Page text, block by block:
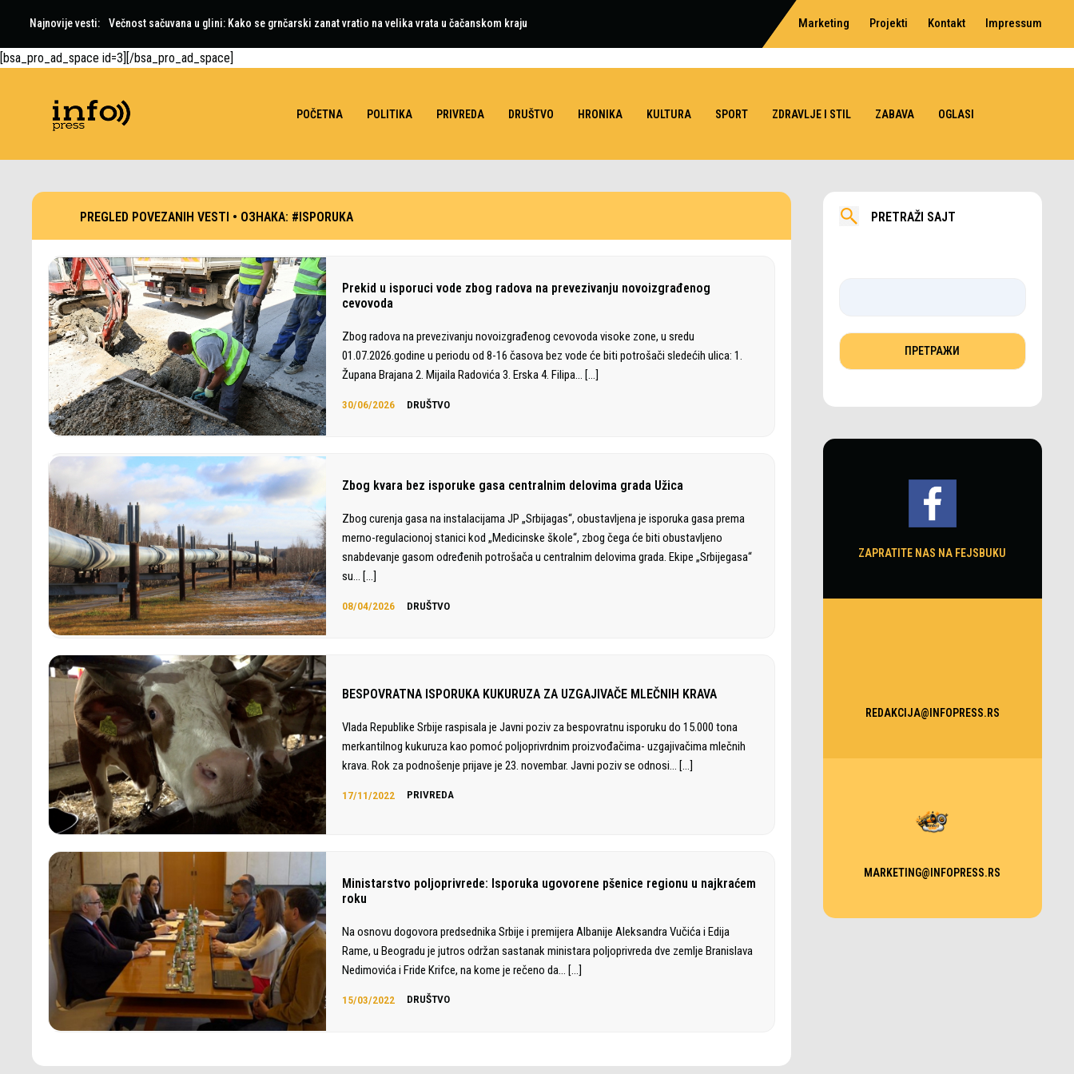
Najnovije vesti: Večnost sačuvana u glini: Kako se grnčarski zanat vratio na velika vrata u čačanskom kraju Marketing Projekti Kontakt Impressum
[bsa_pro_ad_space id=3][/bsa_pro_ad_space]
POČETNA POLITIKA PRIVREDA DRUŠTVO HRONIKA KULTURA SPORT ZDRAVLJE I STIL ZABAVA OGLASI
PREGLED POVEZANIH VESTI • ОЗНАКА: #ISPORUKA
Prekid u isporuci vode zbog radova na prevezivanju novoizgrađenog
cevovoda
Zbog radova na prevezivanju novoizgrađenog cevovoda visoke zone, u sredu
01.07.2026.godine u periodu od 8-16 časova bez vode će biti potrošači sledećih ulica: 1.
Župana Brajana 2. Mijaila Radovića 3. Erska 4. Filipa… […]
30/06/2026 DRUŠTVO
Zbog kvara bez isporuke gasa centralnim delovima grada Užica
Zbog curenja gasa na instalacijama JP „Srbijagas“, obustavljena je isporuka gasa prema
merno-regulacionoj stanici kod „Medicinske škole“, zbog čega će biti obustavljeno
snabdevanje gasom određenih potrošača u centralnim delovima grada. Ekipe „Srbijegasa“
su… […]
08/04/2026 DRUŠTVO
BESPOVRATNA ISPORUKA KUKURUZA ZA UZGAJIVAČE MLEČNIH KRAVA
Vlada Republike Srbije raspisala je Javni poziv za bespovratnu isporuku do 15.000 tona
merkantilnog kukuruza kao pomoć poljoprivrdnim proizvođačima- uzgajivačima mlečnih
krava. Rok za podnošenje prijave je 23. novembar. Javni poziv se odnosi… […]
17/11/2022 PRIVREDA
Ministarstvo poljoprivrede: Isporuka ugovorene pšenice regionu u najkraćem
roku
Na osnovu dogovora predsednika Srbije i premijera Albanije Aleksandra Vučića i Edija
Rame, u Beogradu je jutros održan sastanak ministara poljoprivreda dve zemlje Branislava
Nedimovića i Fride Krifce, na kome je rečeno da… […]
15/03/2022 DRUŠTVO
PRETRAŽI SAJT
ZAPRATITE NAS NA FEJSBUKU
REDAKCIJA@INFOPRESS.RS
MARKETING@INFOPRESS.RS